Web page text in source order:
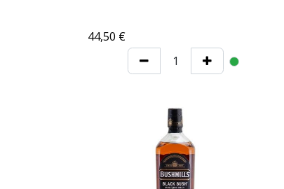
44,50 €